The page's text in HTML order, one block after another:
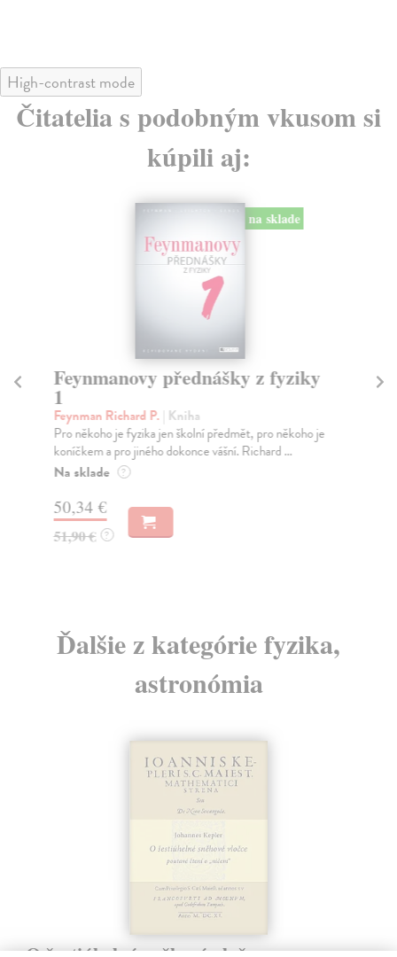
High-contrast mode
Čitatelia s podobným vkusom si
kúpili aj:
na sklade
Feynmanovy přednášky z fyziky
1
Feynman Richard P. | Kniha
Pro někoho je fyzika jen školní předmět, pro někoho je
koníčkem a pro jiného dokonce vášní. Richard ...
Na sklade ?
50,34 €
51,90 € ?
2
Ďalšie z kategórie fyzika,
astronómia